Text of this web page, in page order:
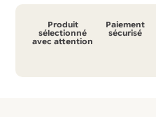
laine
Produit
sélectionné
avec attention
Paiement
sécurisé